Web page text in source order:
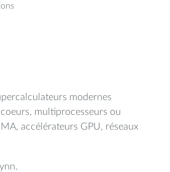
modernes
multiprocesseurs ou
accélérateurs GPU, réseaux